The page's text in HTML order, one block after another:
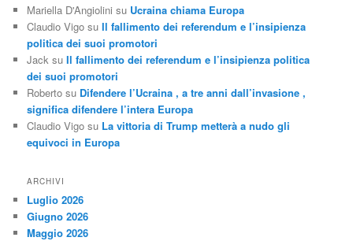
Mariella D'Angiolini su Ucraina chiama Europa
Claudio Vigo suIl fallimento dei referendum e l’insipienza
politica dei suoi promotori
Jack suIl fallimento dei referendum e l’insipienza politica
dei suoi promotori
Roberto su Difendere l’Ucraina , a tre anni dall’invasione ,
significa difendere l’intera Europa
Claudio Vigo su La vittoria di Trump metterà a nudo gli
equivoci in Europa
ARCHIVI
Luglio 2026
Giugno 2026
Maggio 2026